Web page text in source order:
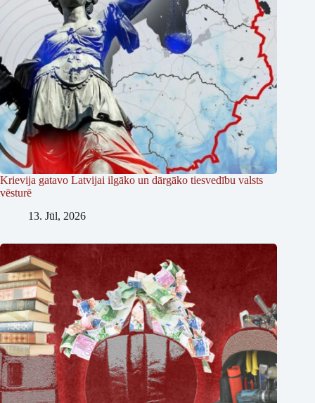
Krievija gatavo Latvijai ilgāko un dārgāko tiesvedību valsts
vēsturē
13. Jūl, 2026